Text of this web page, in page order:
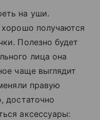
на уши.
получаются
Полезно будет
лица она
чаще выглядит
правую
достаточно
аксессуары: